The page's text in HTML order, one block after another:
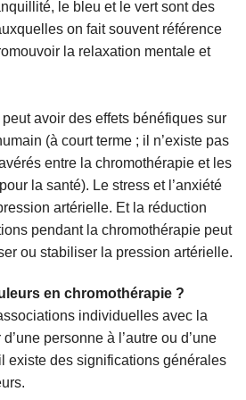
le bleu et le vert sont des
on fait souvent référence
la relaxation mentale et
avoir des effets bénéfiques sur
(à court terme ; il n’existe pas
entre la chromothérapie et les
la santé). Le stress et l’anxiété
artérielle. Et la réduction
pendant la chromothérapie peut
ou stabiliser la pression artérielle.
en chromothérapie ?
individuelles avec la
personne à l’autre ou d’une
existe des significations générales